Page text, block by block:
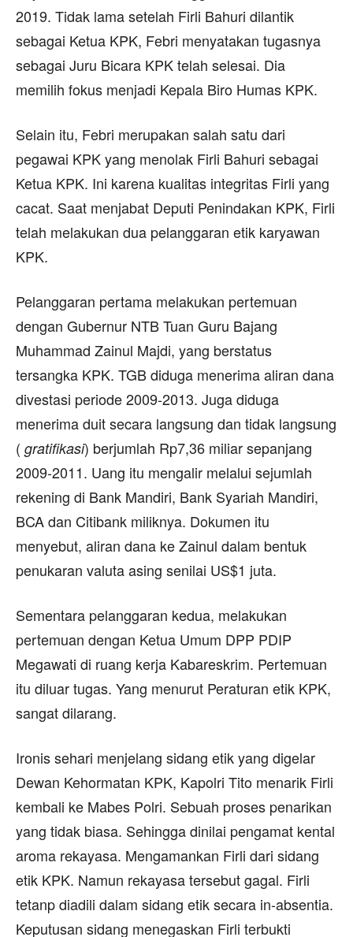
2019. Tidak lama setelah Firli Bahuri dilantik
sebagai Ketua KPK, Febri menyatakan tugasnya
sebagai Juru Bicara KPK telah selesai. Dia
memilih fokus menjadi Kepala Biro Humas KPK.
Selain itu, Febri merupakan salah satu dari
pegawai KPK yang menolak Firli Bahuri sebagai
Ketua KPK. Ini karena kualitas integritas Firli yang
cacat. Saat menjabat Deputi Penindakan KPK, Firli
telah melakukan dua pelanggaran etik karyawan
KPK.
Pelanggaran pertama melakukan pertemuan
dengan Gubernur NTB Tuan Guru Bajang
Muhammad Zainul Majdi, yang berstatus
tersangka KPK. TGB diduga menerima aliran dana
divestasi periode 2009-2013. Juga diduga
menerima duit secara langsung dan tidak langsung
( gratifikasi) berjumlah Rp7,36 miliar sepanjang
2009-2011. Uang itu mengalir melalui sejumlah
rekening di Bank Mandiri, Bank Syariah Mandiri,
BCA dan Citibank miliknya. Dokumen itu
menyebut, aliran dana ke Zainul dalam bentuk
penukaran valuta asing senilai US$1 juta.
Sementara pelanggaran kedua, melakukan
pertemuan dengan Ketua Umum DPP PDIP
Megawati di ruang kerja Kabareskrim. Pertemuan
itu diluar tugas. Yang menurut Peraturan etik KPK,
sangat dilarang.
Ironis sehari menjelang sidang etik yang digelar
Dewan Kehormatan KPK, Kapolri Tito menarik Firli
kembali ke Mabes Polri. Sebuah proses penarikan
yang tidak biasa. Sehingga dinilai pengamat kental
aroma rekayasa. Mengamankan Firli dari sidang
etik KPK. Namun rekayasa tersebut gagal. Firli
tetanp diadili dalam sidang etik secara in-absentia.
Keputusan sidang menegaskan Firli terbukti